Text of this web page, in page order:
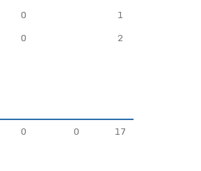
0
1
0 2
0 0 17